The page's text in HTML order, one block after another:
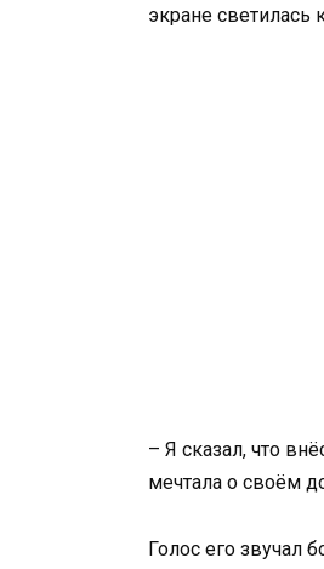
экране светилась
– Я сказал, что
мечтала о своём
Голос его звучал